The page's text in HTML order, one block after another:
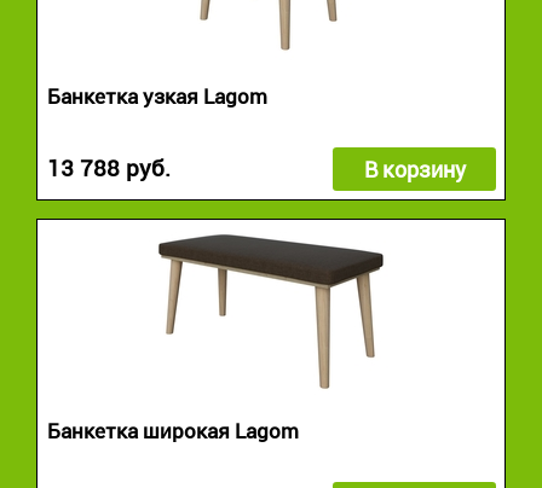
Банкетка узкая Lagom
13 788 руб. В корзину
Банкетка широкая Lagom